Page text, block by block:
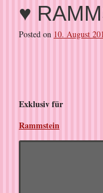
♥
Posted on 10. August
Exklusiv für
Rammstein